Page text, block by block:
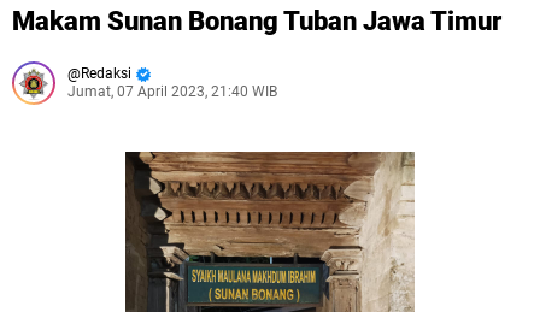
Makam Sunan Bonang Tuban Jawa Timur
Redaksi
Jumat, 07 April 2023, 21:40 WIB